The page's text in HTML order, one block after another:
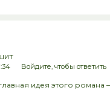
Войдите, чтобы ответить
идея этого романа